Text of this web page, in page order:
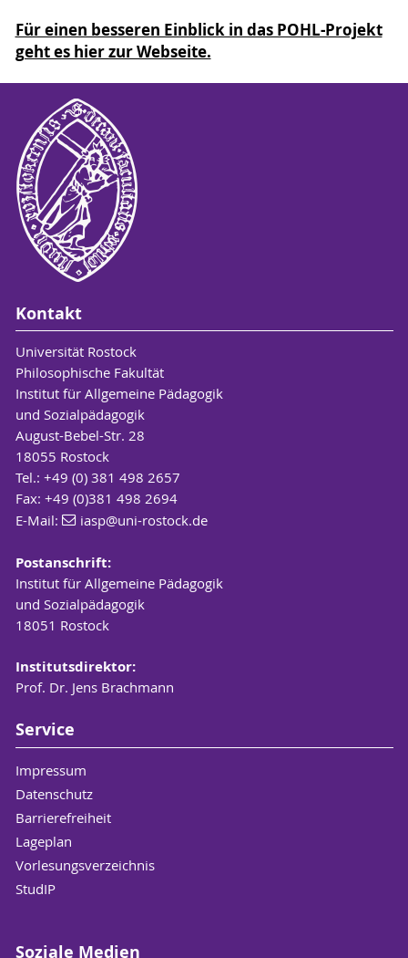
Für einen besseren Einblick in das POHL-Projekt
geht es hier zur Webseite.
Kontakt
Universität Rostock
Philosophische Fakultät
Institut für Allgemeine Pädagogik
und Sozialpädagogik
August-Bebel-Str. 28
18055 Rostock
Tel.: +49 (0) 381 498 2657
Fax: +49 (0)381 498 2694
E-Mail:
iasp@uni-rostock.de
Postanschrift:
Institut für Allgemeine Pädagogik
und Sozialpädagogik
18051 Rostock
Institutsdirektor:
Prof. Dr. Jens Brachmann
Service
Impressum
Datenschutz
Barrierefreiheit
Lageplan
Vorlesungsverzeichnis
StudIP
Soziale Medien